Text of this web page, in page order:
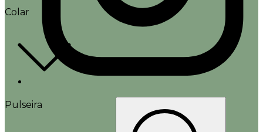
Colar
Pulseira